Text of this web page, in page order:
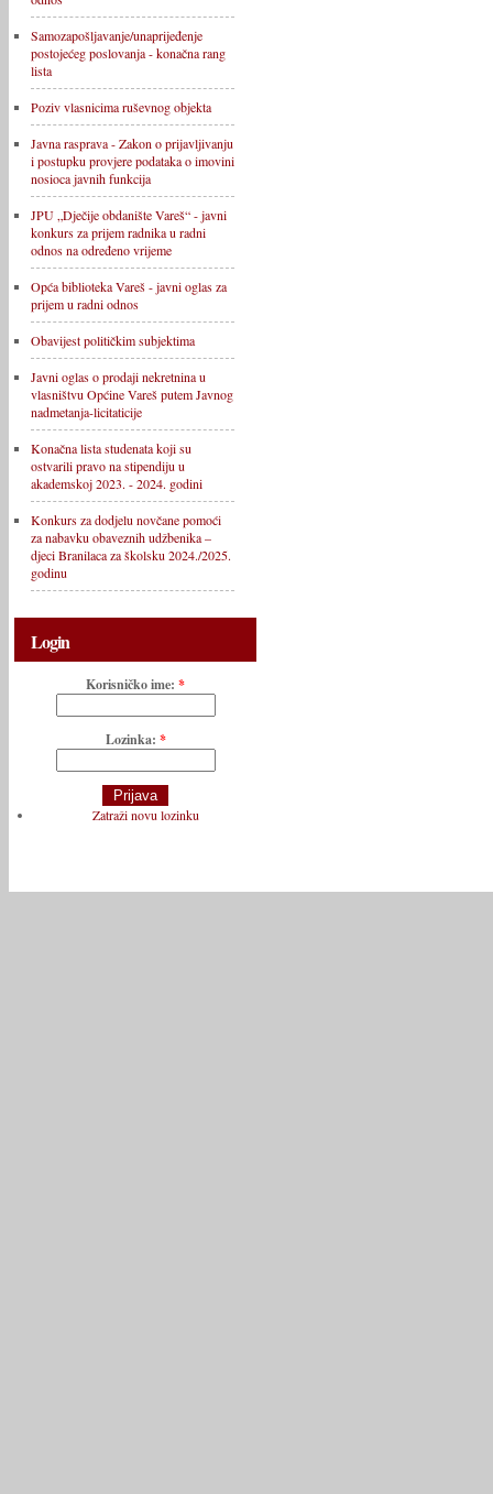
Samozapošljavanje/unaprijeđenje
postojećeg poslovanja - konačna rang
lista
Poziv vlasnicima ruševnog objekta
Javna rasprava - Zakon o prijavljivanju
i postupku provjere podataka o imovini
nosioca javnih funkcija
JPU „Dječije obdanište Vareš“ - javni
konkurs za prijem radnika u radni
odnos na određeno vrijeme
Opća biblioteka Vareš - javni oglas za
prijem u radni odnos
Obavijest političkim subjektima
Javni oglas o prodaji nekretnina u
vlasništvu Općine Vareš putem Javnog
nadmetanja-licitaticije
Konačna lista studenata koji su
ostvarili pravo na stipendiju u
akademskoj 2023. - 2024. godini
Konkurs za dodjelu novčane pomoći
za nabavku obaveznih udžbenika –
djeci Branilaca za školsku 2024./2025.
godinu
Login
Korisničko ime: *
Lozinka: *
Zatraži novu lozinku